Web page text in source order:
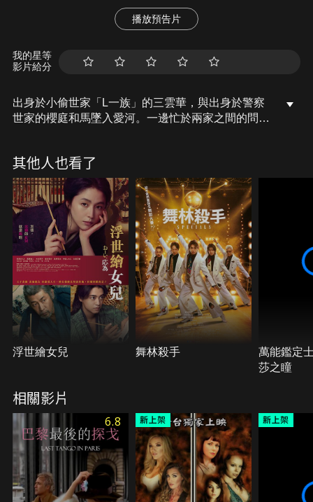
播放預告片
我的星等
影片給分
出身於小偷世家「L一族」的三雲華，與出身於警察
世家的櫻庭和馬墜入愛河。一邊忙於兩家之間的問
但是那場蜜月旅行，正是華所不知曉的家族內一大祕
密的大冒險。
其他人也看了
浮世繪女兒 舞林殺手
萬能鑑定
莎之瞳
相關影片
6.8